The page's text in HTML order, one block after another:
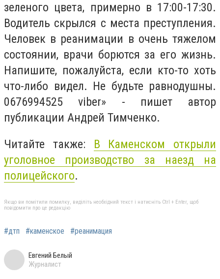
зеленого цвета, примерно в 17:00-17:30.
Водитель скрылся с места преступления.
Человек в реанимации в очень тяжелом
состоянии, врачи борются за его жизнь.
Напишите, пожалуйста, если кто-то хоть
что-либо видел. Не будьте равнодушны.
0676994525 viber» - пишет автор
публикации Андрей Тимченко.
Читайте также: В Каменском открыли
уголовное производство за наезд на
полицейского.
Якщо ви помітили помилку, виділіть необхідний текст і натисніть Ctrl + Enter, щоб
повідомити про це редакцію
#дтп #каменское #реанимация
Евгений Белый
Журналист